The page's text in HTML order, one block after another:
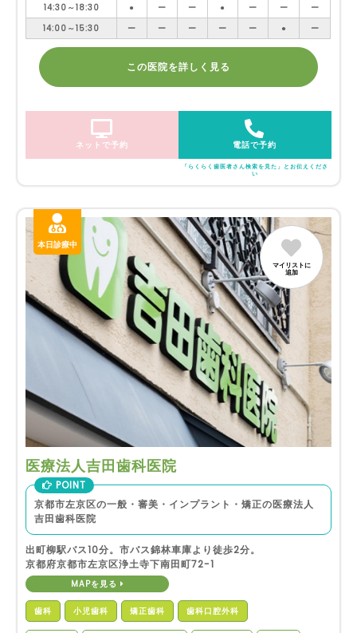
14:30～18:30
● ー ー ● ー ー
ー
14:00～15:30
ー ー ー ー ー ● ー
この医院を詳しく見る
ネットで予約 電話で予約
「らくらく歯医者さん検索を見た」とお伝えくださ
い
本日診療中
医療法人吉田歯科医院
マイリストに
追加
POINT
京都市左京区の一般・審美・インプラント・矯正の医療法人
吉田歯科医院
出町柳駅バス10分。市バス錦林車庫より徒歩2分。
京都府京都市左京区浄土寺下南田町72-1
MAPを見る
歯科 小児歯科 矯正歯科 歯科口腔外科